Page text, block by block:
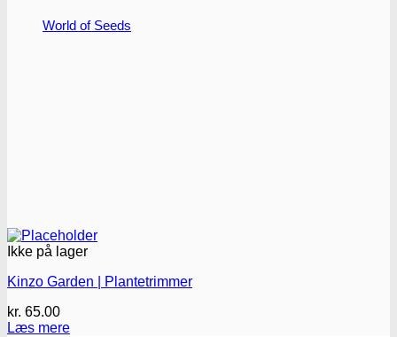
World of Seeds
Ikke på lager
Kinzo Garden | Plantetrimmer
kr. 65.00
Læs mere